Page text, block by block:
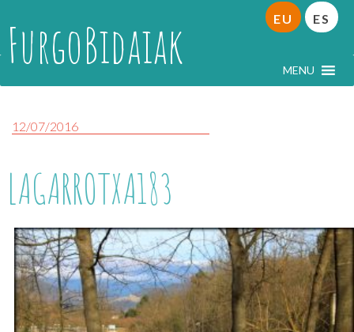
FurgoBidaiak MENU
EU ES
12/07/2016
LAGARROTXA183